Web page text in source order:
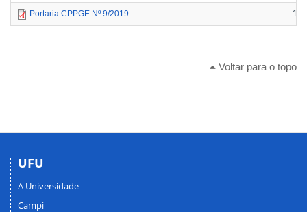
Portaria CPPGE Nº 9/2019
Voltar para o topo
UFU
A Universidade
Campi